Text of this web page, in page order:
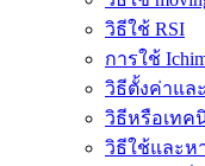
วิธีใช้ RSI
การใช้
วิธีตั้งค่าแล
วิธีหรือเทค
วิธีใช้และห